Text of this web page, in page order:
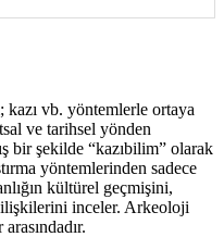
kazı vb. yöntemlerle ortaya
ve tarihsel yönden
bir şekilde “kazıbilim” olarak
yöntemlerinden sadece
kültürel geçmişini,
inceler. Arkeoloji